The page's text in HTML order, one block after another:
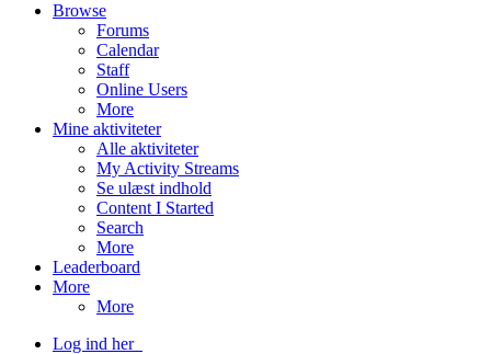
Browse
Forums
Calendar
Staff
Online Users
More
Mine aktiviteter
Alle aktiviteter
My Activity Streams
Se ulæst indhold
Content I Started
Search
More
Leaderboard
More
More
Log ind her